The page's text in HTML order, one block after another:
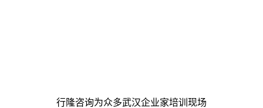
行隆咨询为众多武汉企业家培训现场